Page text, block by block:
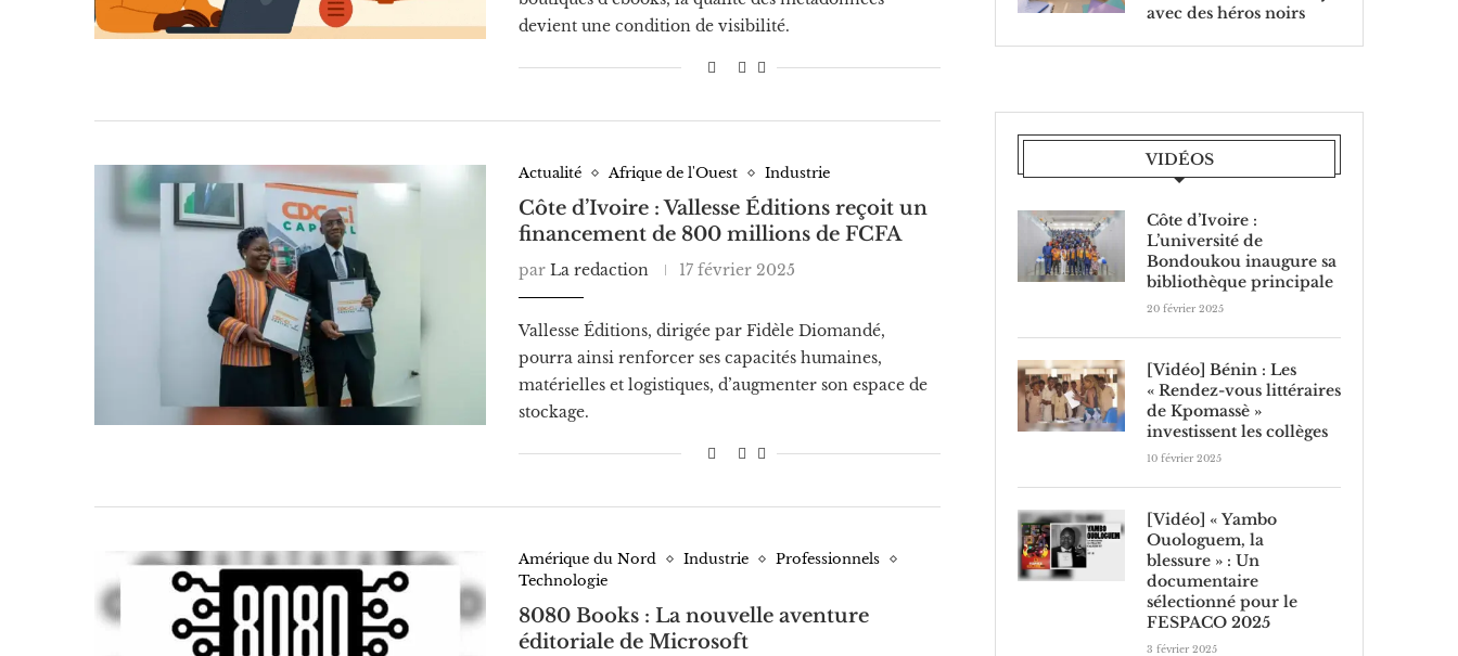
devient une condition de visibilité.
Actualité Afrique de l'Ouest Industrie
Côte d’Ivoire : Vallesse Éditions reçoit un
financement de 800 millions de FCFA
par La redaction 17 février 2025
Vallesse Éditions, dirigée par Fidèle Diomandé,
pourra ainsi renforcer ses capacités humaines,
matérielles et logistiques, d’augmenter son espace de
stockage.
Amérique du Nord Industrie
Professionnels
Technologie
8080 Books : La nouvelle aventure
éditoriale de Microsoft
avec des héros noirs
VIDÉOS
Côte d’Ivoire :
L’université de
Bondoukou inaugure sa
bibliothèque principale
20 février 2025
[Vidéo] Bénin : Les
« Rendez-vous littéraires
de Kpomassè »
investissent les collèges
10 février 2025
[Vidéo] « Yambo
Ouologuem, la
blessure » : Un
documentaire
sélectionné pour le
FESPACO 2025
3 février 2025